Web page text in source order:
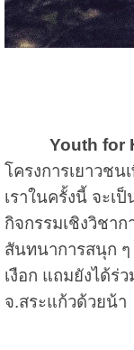
Youth for
โครงการเยาวชน
เราในครั้งนี้ จะเ
กิจกรรมเชิงวิชา
สันทนาการสนุก
เงือก แถมยังได้ร่
จ.สระแก้วด้วยน้า